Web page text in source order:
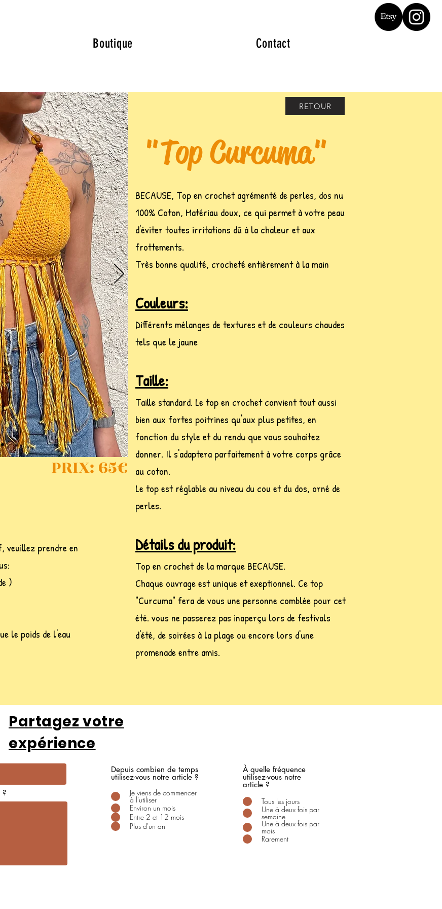
Boutique Contact
PRIX: 65€
veuillez prendre en
)
le poids de l'eau
RETOUR
"Top Curcuma"
BECAUSE, Top en crochet agrémenté de perles, dos nu
100% Coton, Matériau doux, ce qui permet à votre peau
d'éviter toutes irritations dû à la chaleur et aux
frottements.
Très bonne qualité, crocheté entièrement à la main
Couleurs:
Différents mélanges de textures et de couleurs chaudes
tels que le jaune
Taille:
Taille standard. Le top en crochet convient tout aussi
bien aux fortes poitrines qu'aux plus petites, en
fonction du style et du rendu que vous souhaitez
donner. Il s'adaptera parfaitement à votre corps grâce
au coton.
Le top est réglable au niveau du cou et du dos, orné de
perles.
Détails du produit:
Top en crochet de la marque BECAUSE.
Chaque ouvrage est unique et exeptionnel. Ce top
"Curcuma" fera de vous une personne comblée pour cet
été. vous ne passerez pas inaperçu lors de festivals
d'été, de soirées à la plage ou encore lors d'une
promenade entre amis.
Partagez votre
expérience
?
Depuis combien de temps
utilisez-vous notre article ?
Je viens de commencer
à l'utiliser
Environ un mois
Entre 2 et 12 mois
Plus d'un an
À quelle fréquence
utilisez-vous notre
article ?
Tous les jours
Une à deux fois par
semaine
Une à deux fois par
mois
Rarement